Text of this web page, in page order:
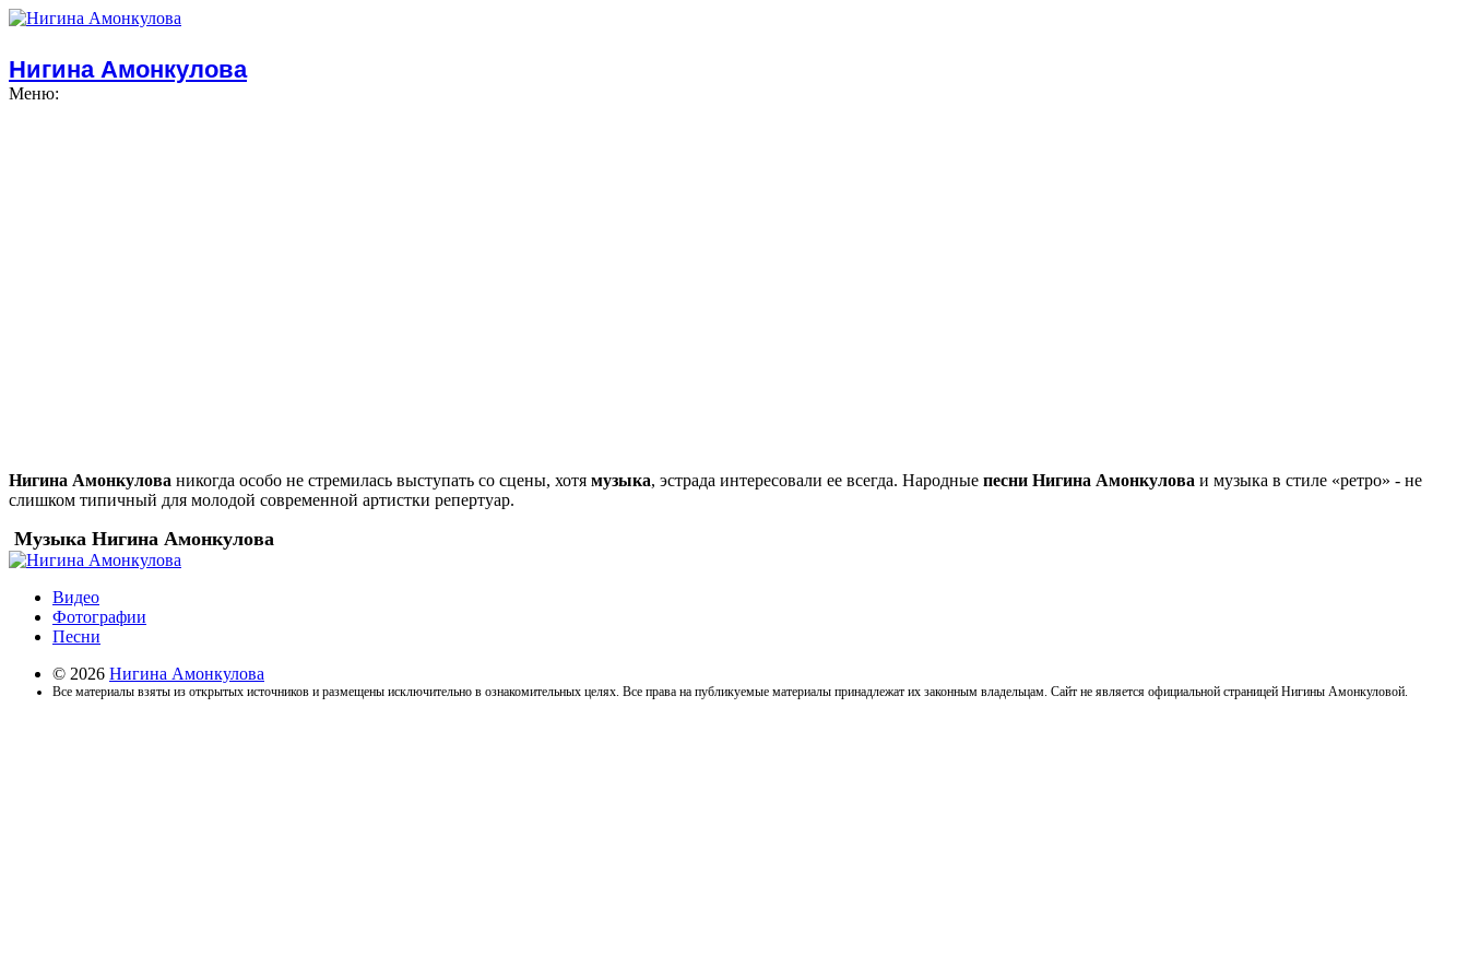
Нигина Амонкулова
Меню:
Нигина Амонкулова никогда особо не стремилась выступать со сцены, хотя музыка, эстрада интересовали ее всегда. Народные песни Нигина Амонкулова и музыка в стиле «ретро» - не
слишком типичный для молодой современной артистки репертуар.
Музыка Нигина Амонкулова
Видео
Фотографии
Песни
© 2026 Нигина Амонкулова
Все материалы взяты из открытых источников и размещены исключительно в ознакомительных целях. Все права на публикуемые материалы принадлежат их законным владельцам. Сайт не является официальной страницей Нигины Амонкуловой.